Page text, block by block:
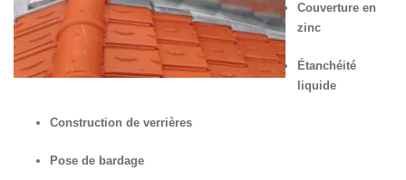
Couverture en
zinc
Étanchéité
liquide
Construction de verrières
Pose de bardage